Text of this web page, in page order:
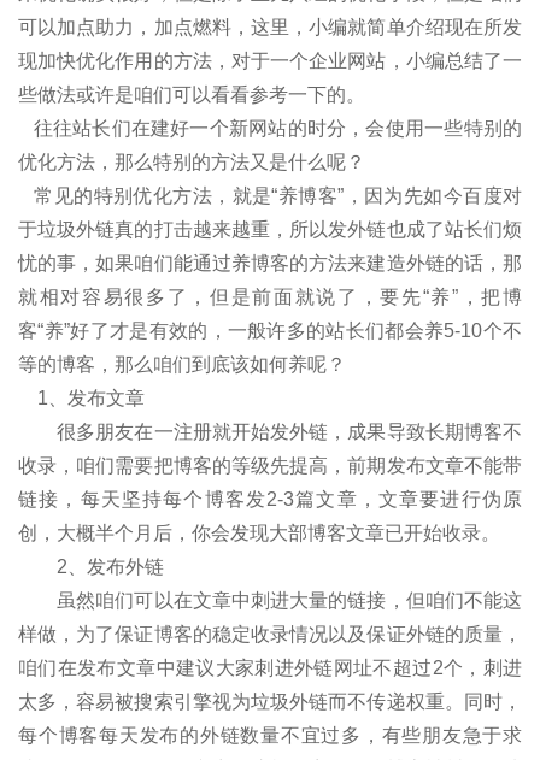
可以加点助力，加点燃料，这里，小编就简单介绍现在所发
现加快优化作用的方法，对于一个企业网站，小编总结了一
些做法或许是咱们可以看看参考一下的。
往往站长们在建好一个新网站的时分，会使用一些特别的
优化方法，那么特别的方法又是什么呢？
常见的特别优化方法，就是“养博客”，因为先如今百度对
于垃圾外链真的打击越来越重，所以发外链也成了站长们烦
忧的事，如果咱们能通过养博客的方法来建造外链的话，那
就相对容易很多了，但是前面就说了，要先“养”，把博
客“养”好了才是有效的，一般许多的站长们都会养5-10个不
等的博客，那么咱们到底该如何养呢？
1、发布文章
很多朋友在一注册就开始发外链，成果导致长期博客不
收录，咱们需要把博客的等级先提高，前期发布文章不能带
链接，每天坚持每个博客发2-3篇文章，文章要进行伪原
创，大概半个月后，你会发现大部博客文章已开始收录。
2、发布外链
虽然咱们可以在文章中刺进大量的链接，但咱们不能这
样做，为了保证博客的稳定收录情况以及保证外链的质量，
咱们在发布文章中建议大家刺进外链网址不超过2个，刺进
太多，容易被搜索引擎视为垃圾外链而不传递权重。同时，
每个博客每天发布的外链数量不宜过多，有些朋友急于求